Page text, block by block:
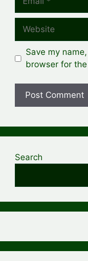
Website
Save my
browser for
Search